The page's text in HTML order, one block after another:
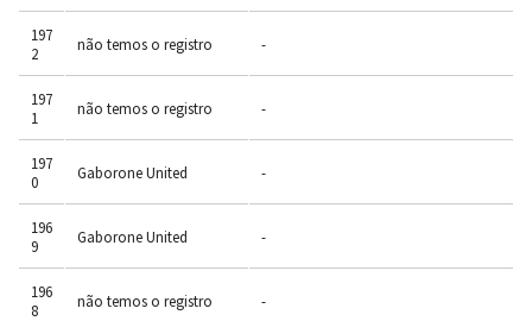
197
2
não temos o registro -
197
1
não temos o registro -
197
0
Gaborone United -
196
9
Gaborone United -
196
8
não temos o registro -